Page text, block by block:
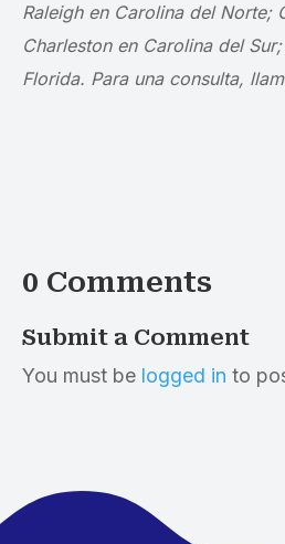
Raleigh en Carolina del Norte;
Charleston en Carolina del
Florida. Para una consulta,
0 Comments
Submit a Comment
You must be logged in to